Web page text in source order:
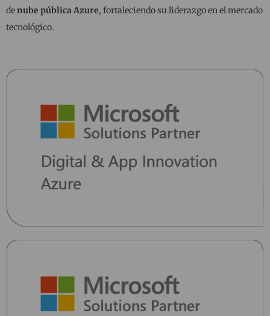
denube pública Azure, fortaleciendo su liderazgo en el mercado
tecnológico.